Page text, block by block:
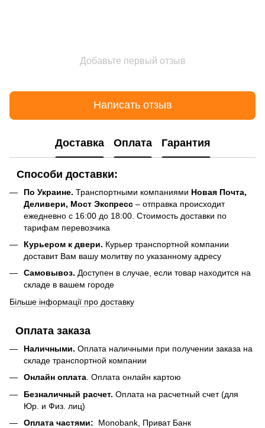
Добавьте первый отзыв
Написать отзыв
Доставка Оплата Гарантия
Способи доставки:
По Украине. Транспортными компаниями Новая Почта,
Деливери, Мост Экспресс – отправка происходит
ежедневно с 16:00 до 18:00. Стоимость доставки по
тарифам перевозчика
Курьером к двери. Курьер транспортной компании
доставит Вам вашу молитву по указанному адресу
Самовывоз. Доступен в случае, если товар находится на
складе в вашем городе
Більше інформації про доставку
Оплата заказа
Наличными. Оплата наличными при получении заказа на
складе транспортной компании
Онлайн оплата . Оплата онлайн картою
Безналичный расчет. Оплата на расчетный счет (для
Юр. и Физ. лиц)
Оплата частями: Monobank, Приват Банк